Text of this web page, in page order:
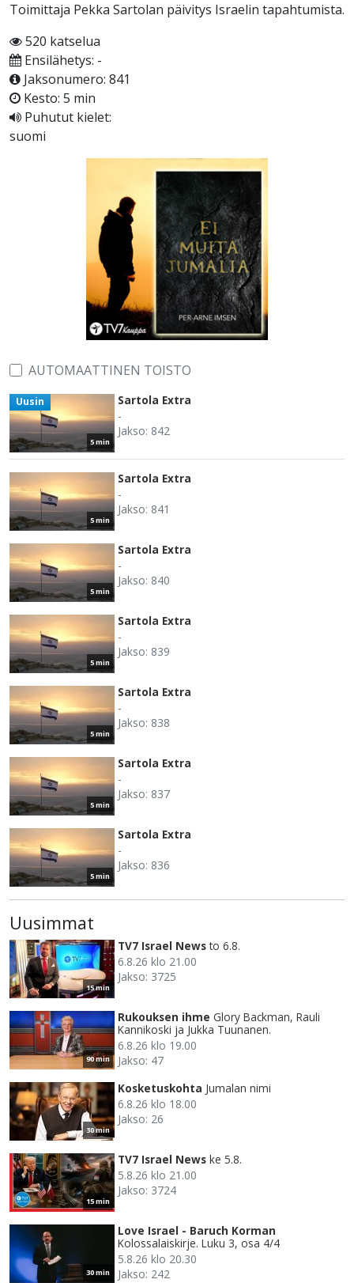
Toimittaja Pekka Sartolan päivitys Israelin tapahtumista.
520 katselua
Ensilähetys: -
Jaksonumero: 841
Kesto: 5 min
Puhutut kielet:
suomi
AUTOMAATTINEN TOISTO
5 min
Uusin
Sartola Extra
-
Jakso: 842
5 min
Sartola Extra
-
Jakso: 841
5 min
Sartola Extra
-
Jakso: 840
5 min
Sartola Extra
-
Jakso: 839
5 min
Sartola Extra
-
Jakso: 838
5 min
Sartola Extra
-
Jakso: 837
5 min
Sartola Extra
-
Jakso: 836
Uusimmat
15 min
TV7 Israel News to 6.8.
6.8.26 klo 21.00
Jakso: 3725
90 min
Rukouksen ihme Glory Backman, Rauli
Kannikoski ja Jukka Tuunanen.
6.8.26 klo 19.00
Jakso: 47
30 min
Kosketuskohta Jumalan nimi
6.8.26 klo 18.00
Jakso: 26
15 min
TV7 Israel News ke 5.8.
5.8.26 klo 21.00
Jakso: 3724
30 min
Love Israel - Baruch Korman
Kolossalaiskirje. Luku 3, osa 4/4
5.8.26 klo 20.30
Jakso: 242